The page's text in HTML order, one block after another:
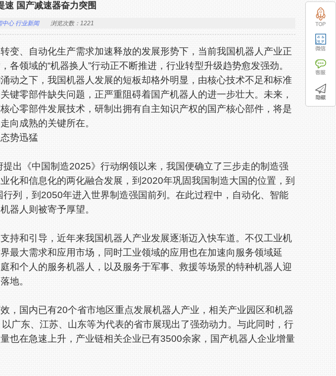
速 国产减速器奋力突围
中心 行业新闻 浏览次数：1221
变、自动化生产需求加速释放的发展形势下，当前我国机器人产业正
各领域的“机器换人”行动正不断推进，行业转型升级趋势愈发强劲。
动之下，我国机器人发展的短板却格外明显，由核心技术不足和标准
键零部件缺失问题，正严重阻碍着国产机器人的进一步壮大。未来，
心零部件发展技术，研制出拥有自主知识产权的国产核心部件，将是
向成熟的关键所在。
势迅猛
《中国制造2025》行动纲领以来，我国便确立了三步走的制造强
化和信息化的两化融合发展，到2020年巩固我国制造大国的位置，到
列，到2050年进入世界制造强国前列。在此过程中，自动化、智能
器人则被寄予厚望。
和引导，近年来我国机器人产业发展逐渐迈入快车道。不仅工业机
最大需求和应用市场，同时工业领域的应用也在加速向服务领域延
和个人的服务机器人，以及服务于军事、救援等场景的特种机器人迎
地。
国内已有20个省市地区重点发展机器人产业，相关产业园区和机器
广东、江苏、山东等为代表的省市展现出了强劲动力。与此同时，行
也在急速上升，产业链相关企业已有3500余家，国产机器人企业增量